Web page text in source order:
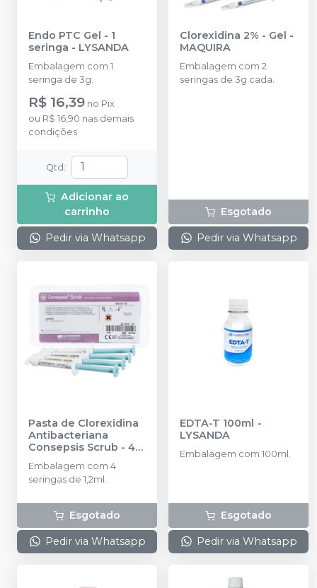
Endo PTC Gel - 1
seringa - LYSANDA
Embalagem com 1
seringa de 3g.
R$ 16,39 no Pix
ou R$ 16,90 nas demais
condições
Qtd :
Adicionar ao
carrinho
Pedir via Whatsapp
Clorexidina 2% - Gel -
MAQUIRA
Embalagem com 2
seringas de 3g cada.
Esgotado
Pedir via Whatsapp
Pasta de Clorexidina
Antibacteriana
Consepsis Scrub - 4
ULTRADENT
Embalagem com 4
seringas de 1,2ml.
Esgotado
Pedir via Whatsapp
EDTA-T 100ml -
LYSANDA
Embalagem com 100ml.
Esgotado
Pedir via Whatsapp